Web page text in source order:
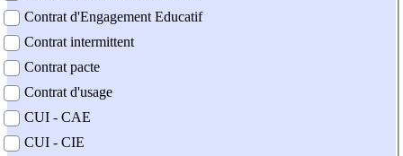
Contrat d'Engagement Educatif
Contrat intermittent
Contrat pacte
Contrat d'usage
CUI - CAE
CUI - CIE